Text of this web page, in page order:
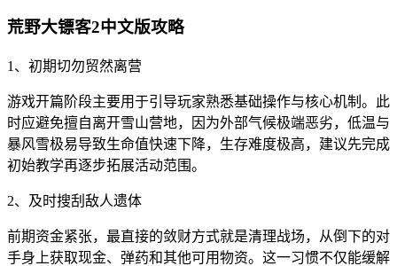
荒野大镖客2中文版攻略
1、初期切勿贸然离营
游戏开篇阶段主要用于引导玩家熟悉基础操作与核心机制。此
时应避免擅自离开雪山营地，因为外部气候极端恶劣，低温与
暴风雪极易导致生命值快速下降，生存难度极高，建议先完成
初始教学再逐步拓展活动范围。
2、及时搜刮敌人遗体
前期资金紧张，最直接的敛财方式就是清理战场，从倒下的对
手身上获取现金、弹药和其他可用物资。这一习惯不仅能缓解